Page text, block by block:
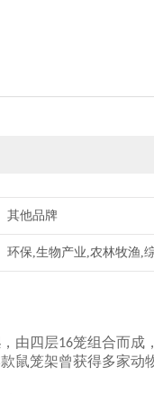
其他品牌
环保,生物产业,农林牧渔,
，由四层16笼组合而成
鼠笼架曾获得多家动